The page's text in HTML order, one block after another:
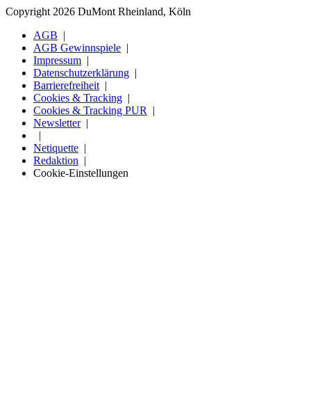
Copyright 2026 DuMont Rheinland, Köln
AGB
AGB Gewinnspiele
Impressum
Datenschutzerklärung
Barrierefreiheit
Cookies & Tracking
Cookies & Tracking PUR
Newsletter
Netiquette
Redaktion
Cookie-Einstellungen